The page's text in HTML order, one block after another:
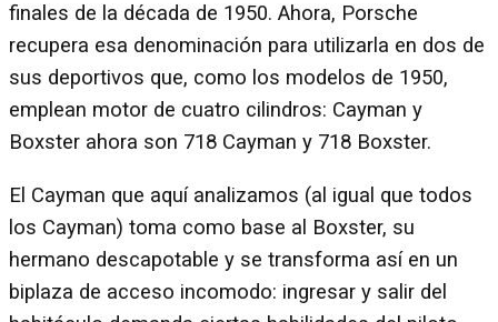
finales de la década de 1950. Ahora, Porsche
recupera esa denominación para utilizarla en dos de
sus deportivos que, como los modelos de 1950,
emplean motor de cuatro cilindros: Cayman y
Boxster ahora son 718 Cayman y 718 Boxster.
El Cayman que aquí analizamos (al igual que todos
los Cayman) toma como base al Boxster, su
hermano descapotable y se transforma así en un
biplaza de acceso incomodo: ingresar y salir del